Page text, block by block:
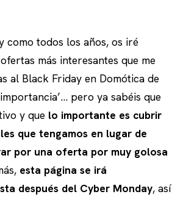
como todos los años, os iré
más interesantes que me
al Black Friday en Domótica de
pero ya sabéis que
y que lo importante es cubrir
que tengamos en lugar de
por una oferta por muy golosa
esta página se irá
después del Cyber Monday, así